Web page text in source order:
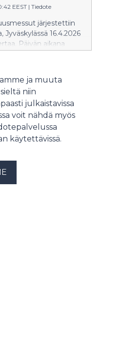
sektorin,
ja startup-
tutkimuksen ja
Sisällöllisesti
kunnossapitoon ja
kehittämiseen.
EEST | Tiedote
järjestettiin
Jyväskylässä 16.4.2026
Päivän aikana
ja muuta
niin
julkaistavissa
voit nähdä myös
käytettävissä.